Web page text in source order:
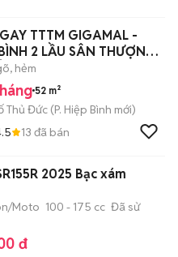
TTTM GIGAMAL -
2 LẦU SÂN THƯỢNG
+ VPCTY
hẻm
52 m²
Thủ Đức (P. Hiệp Bình mới)
13 đã bán
2025 Bạc xám
Moto 100 - 175 cc Đã sử
đ